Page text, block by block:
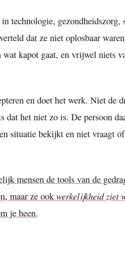
technologie, gezondheidszorg,
dat ze niet oplosbaar
kapot gaat, en vrijwel niets
en doet het werk. Niet de
het niet zo is. De persoon
situatie bekijkt en niet vraagt
mensen de tools van de
maar ze ook werkelijkheid ziet
je heen.